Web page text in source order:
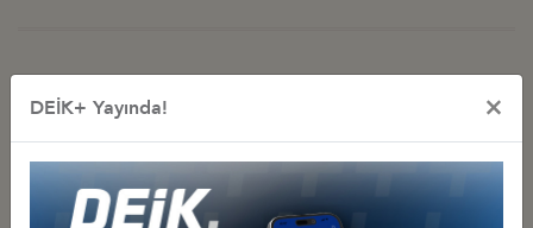
DEİK/TÜRKİYE-ÇİN İŞ KONSEYİ, PEKİN’E HEYET ZİYARETİ
GERÇEKLEŞTİRDİ.
22 Haziran 2026 Pazartesi Türkiye - Çin İş Konseyi
DEİK+ Yayında! ×